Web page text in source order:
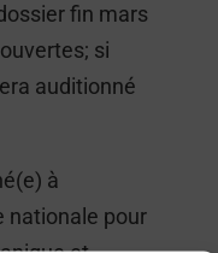
fin mars
si
auditionné
à
nationale pour